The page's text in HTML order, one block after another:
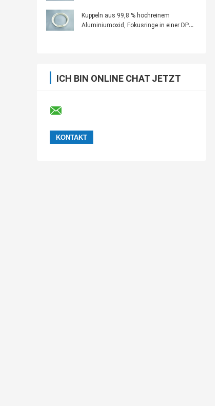
PFG, Dual MNT
Kuppeln aus 99,8 % hochreinem
Aluminiumoxid, Fokusringe in einer DPS-
ICH BIN ONLINE CHAT JETZT